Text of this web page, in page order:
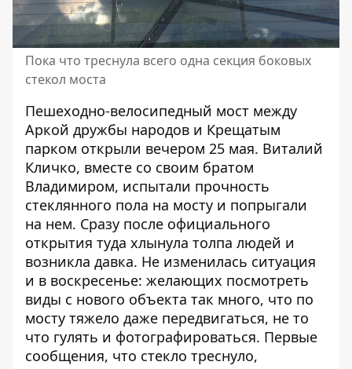
Пока что треснула всего одна секция боковых
стекол моста
Пешеходно-велосипедный мост между
Аркой дружбы народов и Крещатым
парком открыли вечером 25 мая. Виталий
Кличко, вместе со своим братом
Владимиром, испытали прочность
стеклянного пола на мосту и попрыгали
на нем. Сразу после официального
открытия туда хлынула толпа людей и
возникла давка. Не изменилась ситуация
и в воскресенье: желающих посмотреть
виды с нового объекта так много, что по
мосту тяжело даже передвигаться, не то
что гулять и фотографироваться. Первые
сообщения, что стекло треснуло,